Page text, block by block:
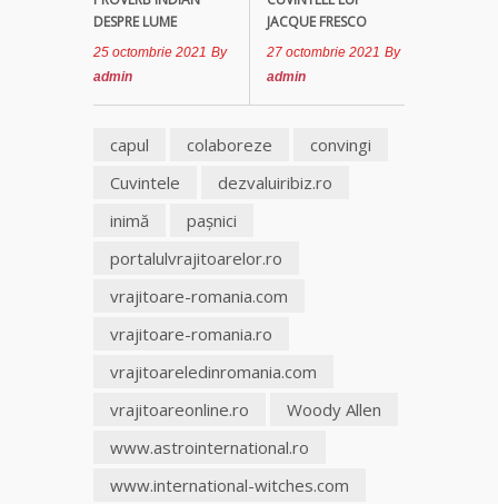
Clarvăzătoarea
DESPRE LUME
25 octombrie 2021 By
admin
JACQUE FRESCO
27 octombrie 2021 By
admin
capul colaboreze
convingi
Cuvintele
dezvaluiribiz.ro
inimă
paşnici
portalulvrajitoarelor.ro
vrajitoare-romania.com
vrajitoare-romania.ro
vrajitoareledinromania.com
vrajitoareonline.ro
Woody Allen
www.astrointernational.ro
www.international-witches.com